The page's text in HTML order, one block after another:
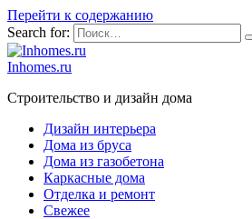
Перейти к содержанию
Search for:
Inhomes.ru
Строительство и дизайн дома
Дизайн интерьера
Дома из бруса
Дома из газобетона
Каркасные дома
Отделка и ремонт
Свежее